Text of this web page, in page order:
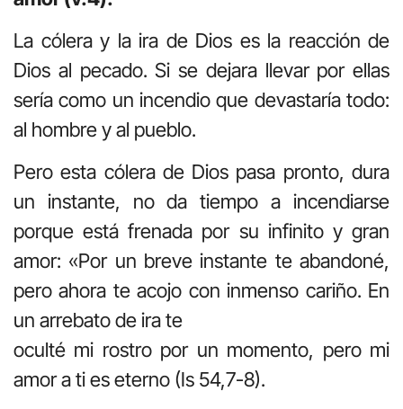
La cólera y la ira de Dios es la reacción de
Dios al pecado. Si se dejara llevar por ellas
sería como un incendio que devastaría todo:
al hombre y al pueblo.
Pero esta cólera de Dios pasa pronto, dura
un instante, no da tiempo a incendiarse
porque está frenada por su infinito y gran
amor: «Por un breve instante te abandoné,
pero ahora te acojo con inmenso cariño. En
un arrebato de ira te
oculté mi rostro por un momento, pero mi
amor a ti es eterno (Is 54,7-8).